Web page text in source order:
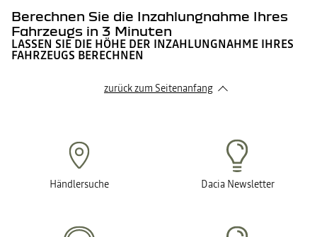
Berechnen Sie die Inzahlungnahme Ihres
Fahrzeugs in 3 Minuten
LASSEN SIE DIE HÖHE DER INZAHLUNGNAHME IHRES
FAHRZEUGS BERECHNEN
zurück zum Seitenanfang
Händlersuche Dacia Newsletter